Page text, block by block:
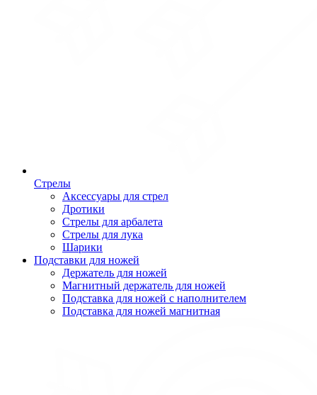
Стрелы
Аксессуары для стрел
Дротики
Стрелы для арбалета
Стрелы для лука
Шарики
Подставки для ножей
Держатель для ножей
Магнитный держатель для ножей
Подставка для ножей с наполнителем
Подставка для ножей магнитная